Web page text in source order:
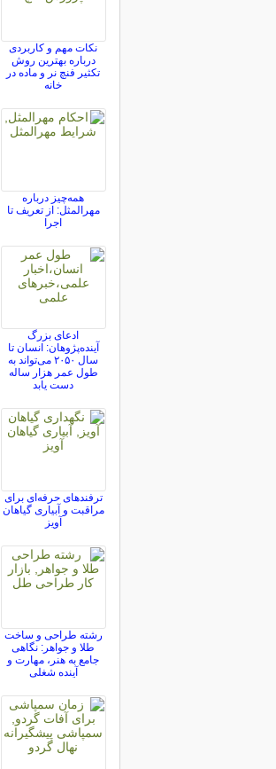
نکات مهم و کاربردی
درباره بهترین روش
تکثیر فنچ نر و ماده در
خانه
همه‌چیز درباره
مهرالمثل: از تعریف تا
اجرا
ادعای بزرگ
آینده‌پژوهان: انسان تا
سال ۲۰۵۰ می‌تواند به
طول عمر هزار ساله
دست یابد
ترفندهای حرفه‌ای برای
مراقبت و آبیاری گیاهان
آویز
رشته طراحی و ساخت
طلا و جواهر: نگاهی
جامع به هنر، مهارت و
آینده شغلی